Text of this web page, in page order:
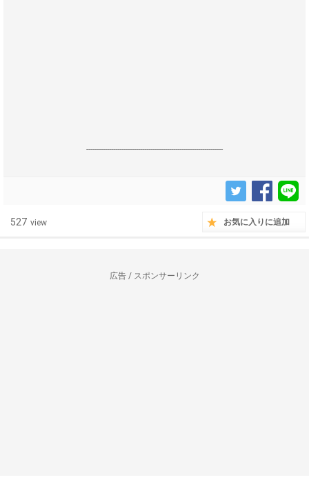
------------------------------------------------------------------
527 view お気に入りに追加
広告 / スポンサーリンク